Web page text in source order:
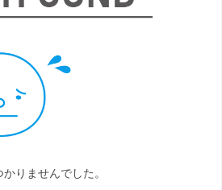
りませんでした。